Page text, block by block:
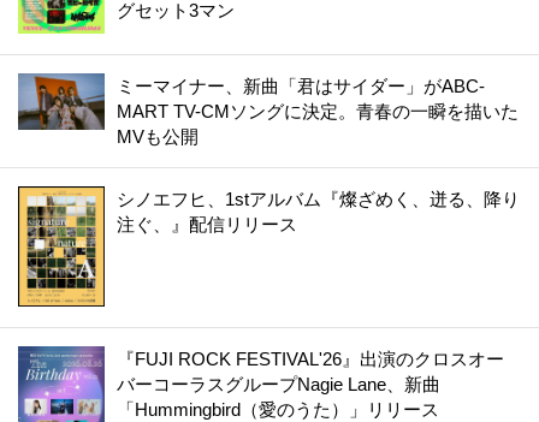
グセット3マン
ミーマイナー、新曲「君はサイダー」がABC-
MART TV-CMソングに決定。青春の一瞬を描いた
MVも公開
シノエフヒ、1stアルバム『燦ざめく、迸る、降り
注ぐ、』配信リリース
『FUJI ROCK FESTIVAL'26』出演のクロスオー
バーコーラスグループNagie Lane、新曲
「Hummingbird（愛のうた）」リリース